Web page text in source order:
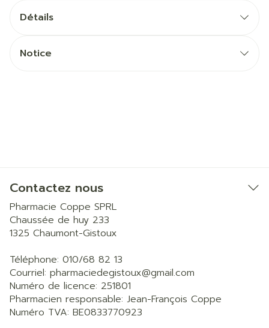
Détails
Notice
Contactez nous
Pharmacie Coppe SPRL
Chaussée de huy 233
1325 Chaumont-Gistoux
Téléphone: 010/68 82 13
Courriel: pharmaciedegistoux@gmail.com
Numéro de licence: 251801
Pharmacien responsable: Jean-François Coppe
Numéro TVA: BE0833770923